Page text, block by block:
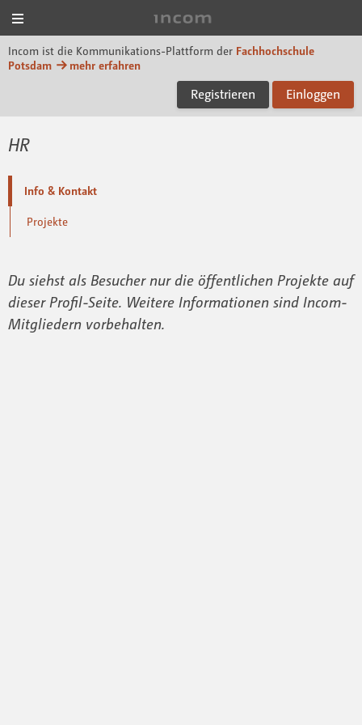
Incom ist die Kommunikations-Plattform der Fachhochschule
Potsdam
mehr erfahren
Registrieren Einloggen
HR
Info & Kontakt
Projekte
Du siehst als Besucher nur die öffentlichen Projekte auf
dieser Profil-Seite. Weitere Informationen sind Incom-
Mitgliedern vorbehalten.